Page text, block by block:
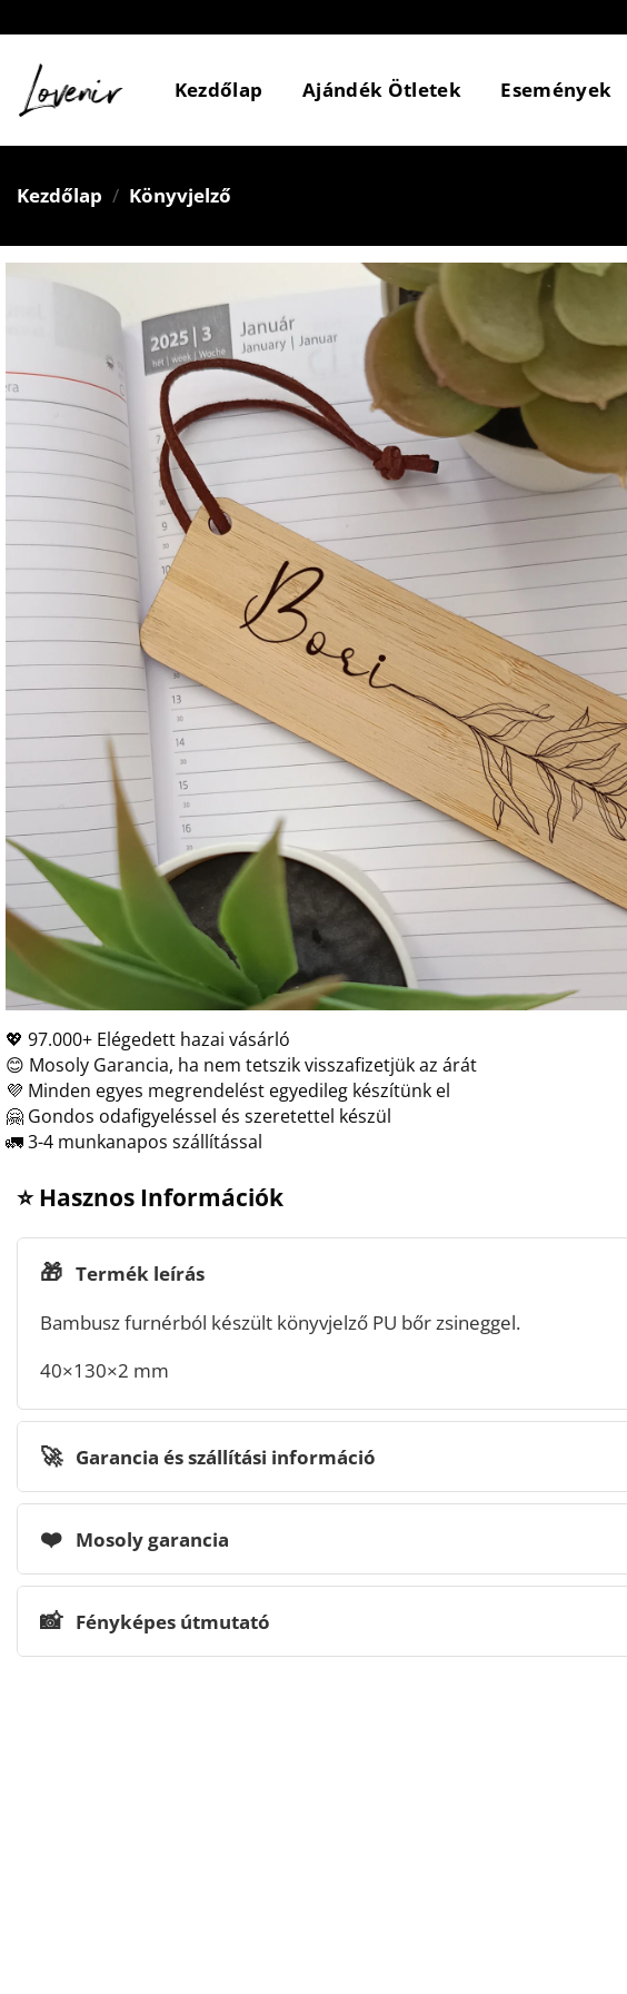
content
Kezdőlap Ajándék Ötletek Események
Kezdőlap / Könyvjelző
💖 97.000+ Elégedett hazai vásárló
😊 Mosoly Garancia, ha nem tetszik visszafizetjük az árát
💜 Minden egyes megrendelést egyedileg készítünk el
🤗 Gondos odafigyeléssel és szeretettel készül
🚛 3-4 munkanapos szállítással
⭐ Hasznos Információk
🎁 Termék leírás
Bambusz furnérból készült könyvjelző PU bőr zsineggel.
40×130×2 mm
🚀 Garancia és szállítási információ
❤️ Mosoly garancia
📸 Fényképes útmutató